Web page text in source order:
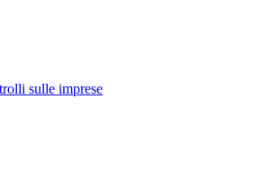
sulle imprese